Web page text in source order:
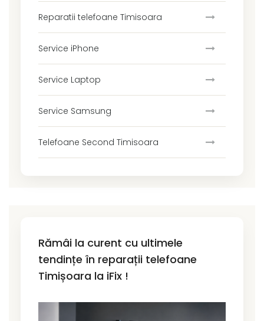
Reparatii telefoane Timisoara
Service iPhone
Service Laptop
Service Samsung
Telefoane Second Timisoara
Rămâi la curent cu ultimele
tendințe în reparații telefoane
Timișoara la iFix !